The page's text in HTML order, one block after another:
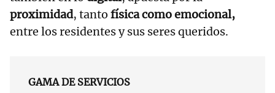
proximidad, tanto física como emocional,
entre los residentes y sus seres queridos.
GAMA DE SERVICIOS